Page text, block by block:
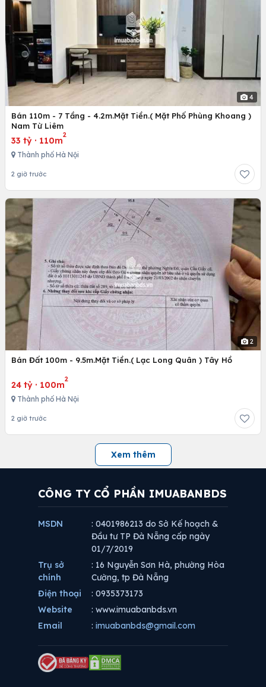
4
Bán 110m - 7 Tầng - 4.2m.Mặt Tiền.( Mặt Phố Phùng Khoang )
Nam Từ Liêm
33 tỷ · 110m
2
Thành phố Hà Nội
2 giờ trước
2
Bán Đất 100m - 9.5m.Mặt Tiền.( Lạc Long Quân ) Tây Hồ
24 tỷ · 100m
2
Thành phố Hà Nội
2 giờ trước
Xem thêm
CÔNG TY CỔ PHẦN IMUABANBDS
MSDN
: 0401986213 do Sở Kế hoạch &
Đầu tư TP Đà Nẵng cấp ngày
01/7/2019
Trụ sở
chính
: 16 Nguyễn Sơn Hà, phường Hòa
Cường, tp Đà Nẵng
Điện thoại
: 0935373173
Website
: www.imuabanbds.vn
Email
: imuabanbds@gmail.com